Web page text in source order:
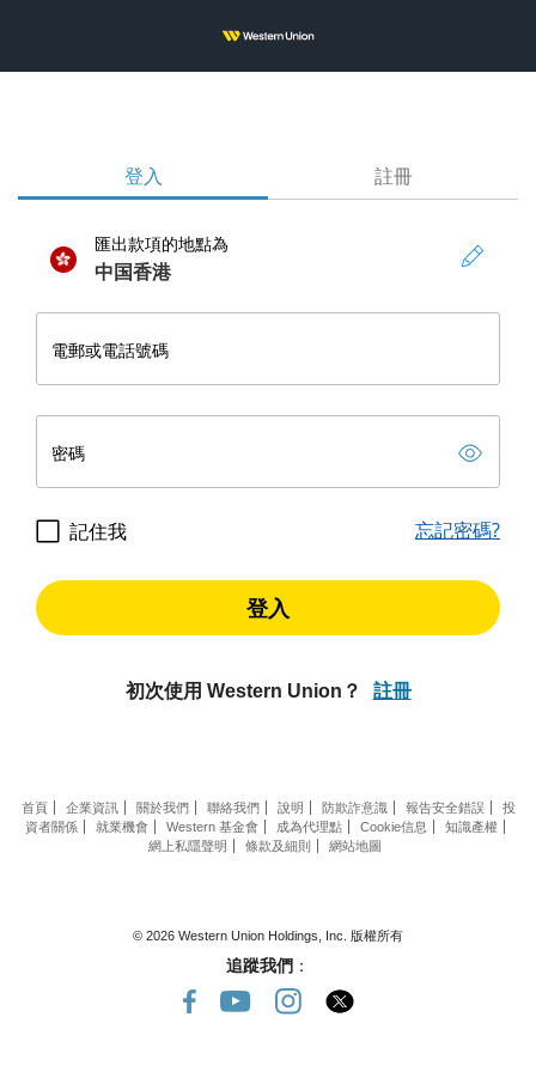
登入 註冊
匯出款項的地點為
中国香港
電郵或電話號碼
郵
號
密碼
碼
記住我 忘記密碼?
登入
初次使用 Western Union？ 註冊
首頁 企業資訊 關於我們 聯絡我們 說明 防欺詐意識 報告安全錯誤
投
資者關係
就業機會 Western 基金會 成為代理點 Cookie信息
知識產權
網上私隱聲明
條款及細則 網站地圖
© 2026 Western Union Holdings, Inc. 版權所有
追蹤我們 ：